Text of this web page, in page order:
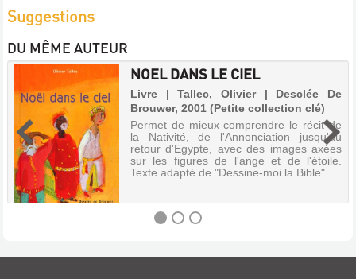
Suggestions
DU MÊME AUTEUR
NOEL DANS LE CIEL
Livre | Tallec, Olivier | Desclée De
Brouwer, 2001 (Petite collection clé)
Permet de mieux comprendre le récit de
la Nativité, de l'Annonciation jusqu'au
retour d'Egypte, avec des images axées
sur les figures de l'ange et de l'étoile.
Texte adapté de "Dessine-moi la Bible"